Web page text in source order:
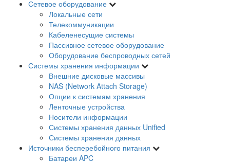
Сетевое оборудование
Локальные сети
Телекоммуникации
Кабеленесущие системы
Пассивное сетевое оборудование
Оборудование беспроводных сетей
Системы хранения информации
Внешние дисковые массивы
NAS (Network Attach Storage)
Опции к системам хранения
Ленточные устройства
Носители информации
Системы хранения данных Unified
Системы хранения данных
Источники бесперебойного питания
Батареи APC